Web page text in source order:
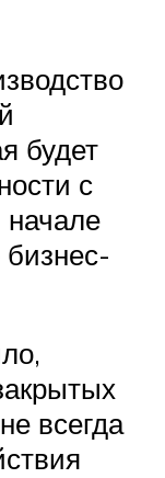
будет
с
бизнес-
всегда